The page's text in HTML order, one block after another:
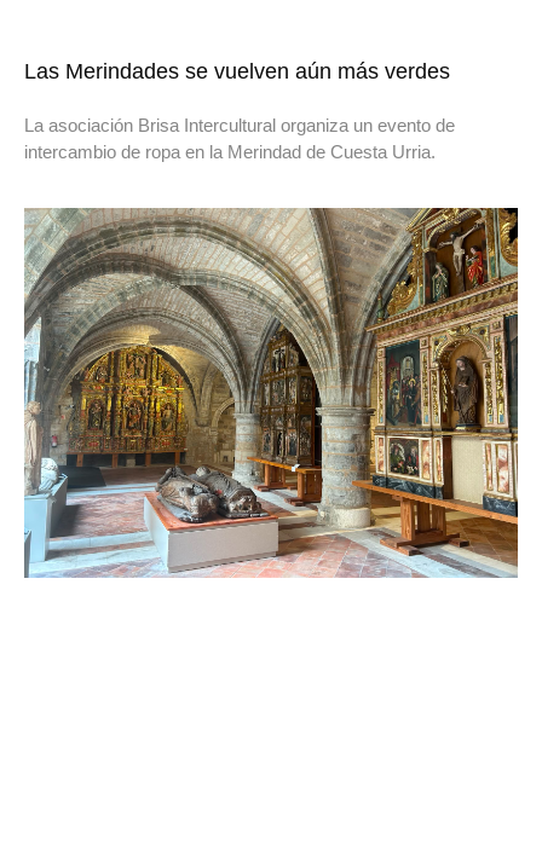
Las Merindades se vuelven aún más verdes
La asociación Brisa Intercultural organiza un evento de
intercambio de ropa en la Merindad de Cuesta Urria.